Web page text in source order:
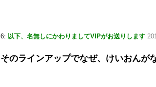
6: 以下、名無しにかわりましてVIPがお送りします
そのラインアップでなぜ、けいおんが